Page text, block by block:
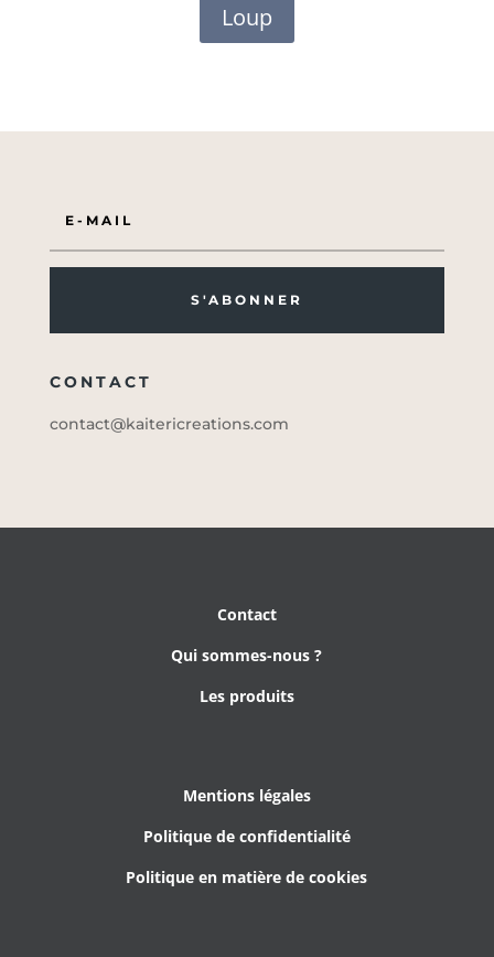
Loup
S'ABONNER
CONTACT
contact@kaitericreations.com
Contact
Qui sommes-nous ?
Les produits
Mentions légales
Politique de confidentialité
Politique en matière de cookies